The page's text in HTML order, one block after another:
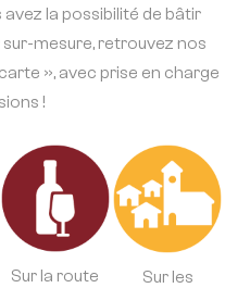
avez la possibilité de bâtir
mesure, retrouvez nos
», avec prise en charge
!
Sur la route
Sur les